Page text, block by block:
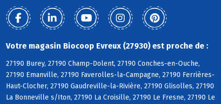
Votre magasin Biocoop Evreux (27930) est proche de :
27190 Burey, 27190 Champ-Dolent, 27190 Conches-en-Ouche,
27190 Emanville, 27190 Faverolles-la-Campagne, 27190 Ferrières-
Haut-Clocher, 27190 Gaudreville-la-Rivière, 27190 Glisolles, 27190
La Bonneville s/Iton, 27190 La Croisille, 27190 Le Fresne, 27190 Le